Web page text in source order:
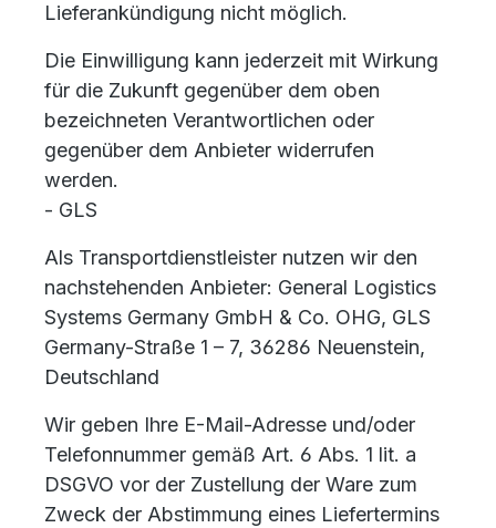
Lieferankündigung nicht möglich.
Die Einwilligung kann jederzeit mit Wirkung
für die Zukunft gegenüber dem oben
bezeichneten Verantwortlichen oder
gegenüber dem Anbieter widerrufen
werden.
- GLS
Als Transportdienstleister nutzen wir den
nachstehenden Anbieter: General Logistics
Systems Germany GmbH & Co. OHG, GLS
Germany-Straße 1 – 7, 36286 Neuenstein,
Deutschland
Wir geben Ihre E-Mail-Adresse und/oder
Telefonnummer gemäß Art. 6 Abs. 1 lit. a
DSGVO vor der Zustellung der Ware zum
Zweck der Abstimmung eines Liefertermins